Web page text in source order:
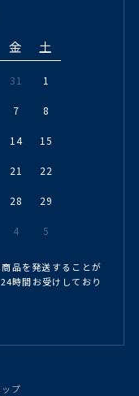
金 土
31 1
7 8
14 15
21 22
28 29
4 5
品を発送することが
時間お受けしており
プ